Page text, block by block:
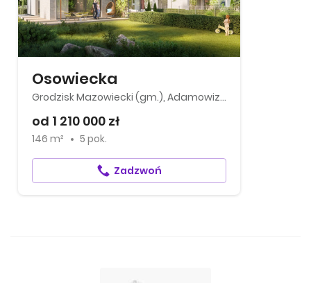
Osowiecka
Grodzisk Mazowiecki (gm.), Adamowizna
od 1 210 000 zł
146 m² 5 pok.
Zadzwoń